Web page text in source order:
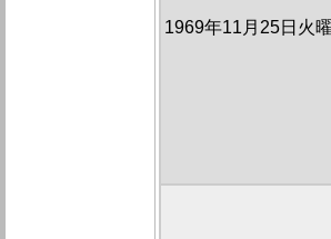
1969年11月25日火